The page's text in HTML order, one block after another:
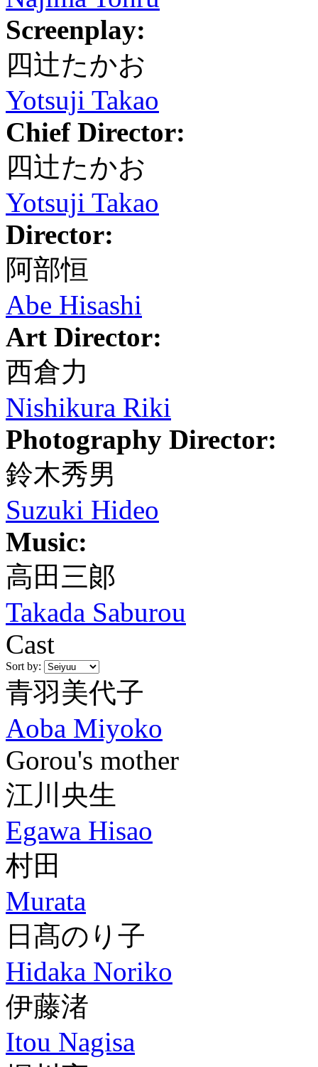
Screenplay:
四辻たかお
Yotsuji Takao
Chief Director:
四辻たかお
Yotsuji Takao
Director:
阿部恒
Abe Hisashi
Art Director:
西倉力
Nishikura Riki
Photography Director:
鈴木秀男
Suzuki Hideo
Music:
高田三郞
Takada Saburou
Cast
Sort by:
青羽美代子
Aoba Miyoko
Gorou's mother
江川央生
Egawa Hisao
村田
Murata
日髙のり子
Hidaka Noriko
伊藤渚
Itou Nagisa